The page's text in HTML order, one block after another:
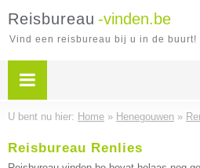
Reisbureau -vinden.be
Vind een reisbureau bij u in de buurt!
U bent nu hier: Home » Henegouwen »
Reisbureau Renlies